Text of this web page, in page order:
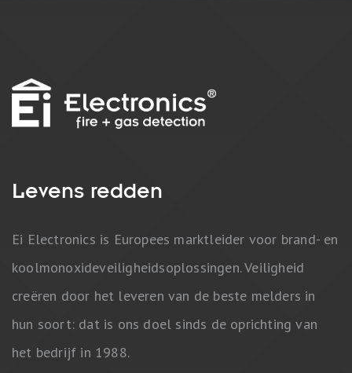
Levens redden
Ei Electronics is Europees marktleider voor brand- en
koolmonoxideveiligheidsoplossingen. Veiligheid
creëren door het leveren van de beste melders in
hun soort: dat is ons doel sinds de oprichting van
het bedrijf in 1988.